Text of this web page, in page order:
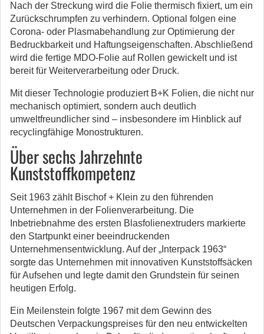
Nach der Streckung wird die Folie thermisch fixiert, um ein
Zurückschrumpfen zu verhindern. Optional folgen eine
Corona- oder Plasmabehandlung zur Optimierung der
Bedruckbarkeit und Haftungseigenschaften. Abschließend
wird die fertige MDO-Folie auf Rollen gewickelt und ist
bereit für Weiterverarbeitung oder Druck.
Mit dieser Technologie produziert B+K Folien, die nicht nur
mechanisch optimiert, sondern auch deutlich
umweltfreundlicher sind – insbesondere im Hinblick auf
recyclingfähige Monostrukturen.
Über sechs Jahrzehnte
Kunststoffkompetenz
Seit 1963 zählt Bischof + Klein zu den führenden
Unternehmen in der Folienverarbeitung. Die
Inbetriebnahme des ersten Blasfolienextruders markierte
den Startpunkt einer beeindruckenden
Unternehmensentwicklung. Auf der „Interpack 1963“
sorgte das Unternehmen mit innovativen Kunststoffsäcken
für Aufsehen und legte damit den Grundstein für seinen
heutigen Erfolg.
Ein Meilenstein folgte 1967 mit dem Gewinn des
Deutschen Verpackungspreises für den neu entwickelten